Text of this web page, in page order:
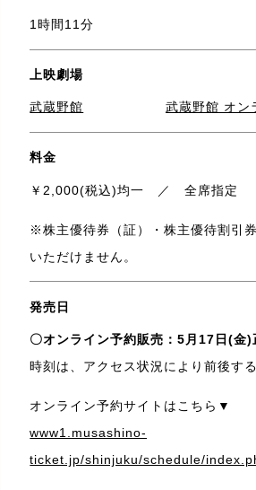
1時間11分
上映劇場
武蔵野館 武蔵野館 オン
料金
￥2,000(税込)均一 ／ 全席指定
※株主優待券（証）・株主優待割引
いただけません。
発売日
〇オンライン予約販売：5月17日(金)
時刻は、アクセス状況により前後す
オンライン予約サイトはこちら▼
www1.musashino-
ticket.jp/shinjuku/schedule/